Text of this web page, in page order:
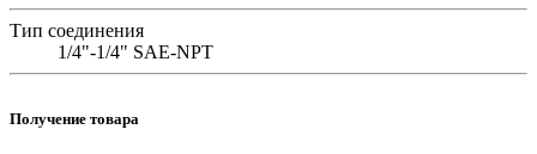
Тип соединения
1/4"-1/4" SAE-NPT
Получение товара